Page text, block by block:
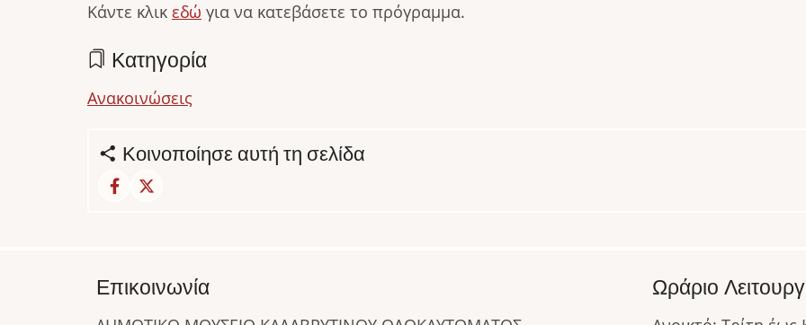
Κάντε κλικ εδώ για να κατεβάσετε το πρόγραμμα.
Κατηγορία
Ανακοινώσεις
Κοινοποίησε αυτή τη σελίδα
Επικοινωνία Ωράριο